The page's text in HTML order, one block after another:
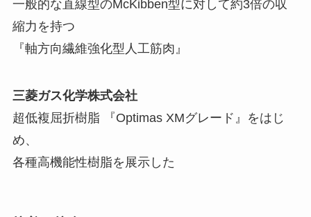
一般的な直線型のMcKibben型に対して約3倍の収
縮力を持つ
『軸方向繊維強化型人工筋肉』
三菱ガス化学株式会社
超低複屈折樹脂 『Optimas XMグレード』をはじ
め、
各種高機能性樹脂を展示した